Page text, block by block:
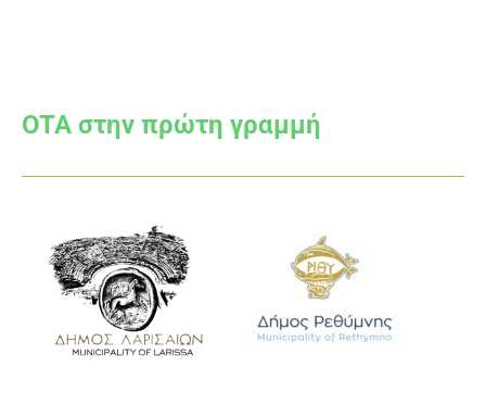
OTA στην πρώτη γραμμή